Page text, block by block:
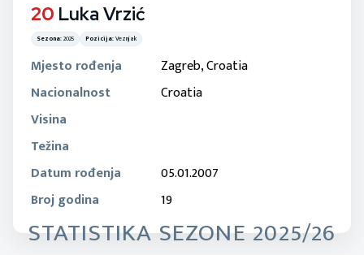
20 Luka Vrzić
Sezona:2025 Pozicija:Veznjak
Mjesto rođenja
Zagreb, Croatia
Nacionalnost
Croatia
Visina
Težina
Datum rođenja
05.01.2007
Broj godina
19
STATISTIKA SEZONE 2025/26